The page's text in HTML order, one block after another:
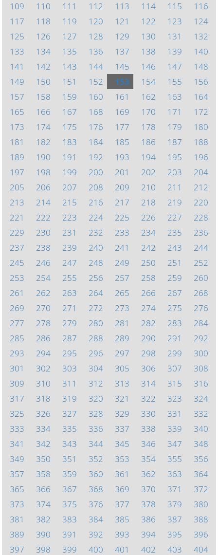
109
110 111 112 113 114 115
116
117
118 119 120 121 122 123
124
125
126 127 128 129 130 131
132
133
134 135 136 137 138 139
140
141
142 143 144 145 146 147
148
149
150 151 152 153 154 155
156
157
158 159 160 161 162 163
164
165
166 167 168 169 170 171
172
173
174 175 176 177 178 179
180
181
182 183 184 185 186 187
188
189
190 191 192 193 194 195
196
197
198 199 200 201 202 203
204
205
206 207 208 209 210 211
212
213
214 215 216 217 218 219
220
221
222 223 224 225 226 227
228
229
230 231 232 233 234 235
236
237
238 239 240 241 242 243
244
245
246 247 248 249 250 251
252
253
254 255 256 257 258 259
260
261
262 263 264 265 266 267
268
269
270 271 272 273 274 275
276
277
278 279 280 281 282 283
284
285
286 287 288 289 290 291
292
293
294 295 296 297 298 299
300
301
302 303 304 305 306 307
308
309
310 311 312 313 314 315
316
317
318 319 320 321 322 323
324
325
326 327 328 329 330 331
332
333
334 335 336 337 338 339
340
341
342 343 344 345 346 347
348
349
350 351 352 353 354 355
356
357
358 359 360 361 362 363
364
365
366 367 368 369 370 371
372
373
374 375 376 377 378 379
380
381
382 383 384 385 386 387
388
389
390 391 392 393 394 395
396
397
398 399 400 401 402 403 404